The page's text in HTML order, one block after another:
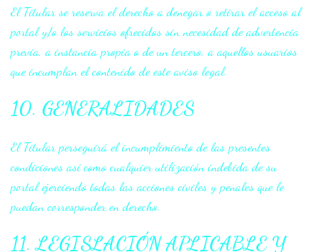
El Titular se reserva el derecho a denegar o retirar el acceso al
portal y/o los servicios ofrecidos sin necesidad de advertencia
previa, a instancia propia o de un tercero, a aquellos usuarios
que incumplan el contenido de este aviso legal.
10. GENERALIDADES
El Titular perseguirá el incumplimiento de las presentes
condiciones así como cualquier utilización indebida de su
portal ejerciendo todas las acciones civiles y penales que le
puedan corresponder en derecho.
11. LEGISLACIÓN APLICABLE Y